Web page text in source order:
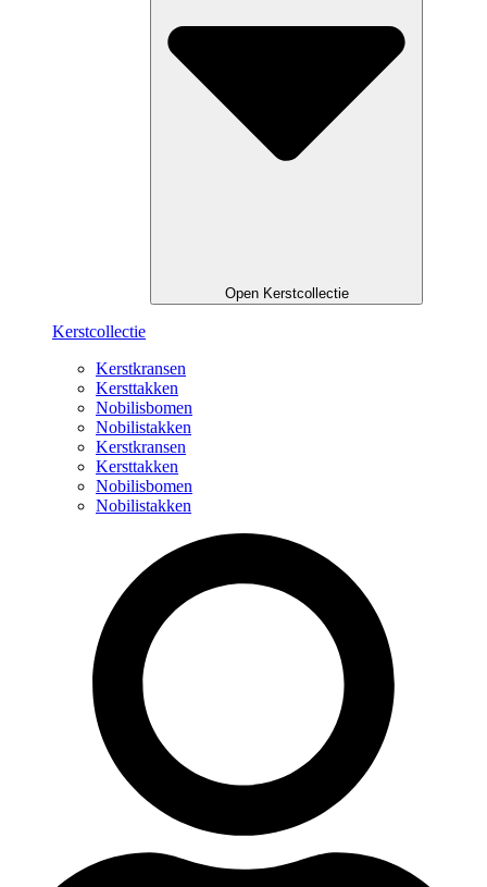
Open Kerstcollectie
Kerstcollectie
Kerstkransen
Kersttakken
Nobilisbomen
Nobilistakken
Kerstkransen
Kersttakken
Nobilisbomen
Nobilistakken